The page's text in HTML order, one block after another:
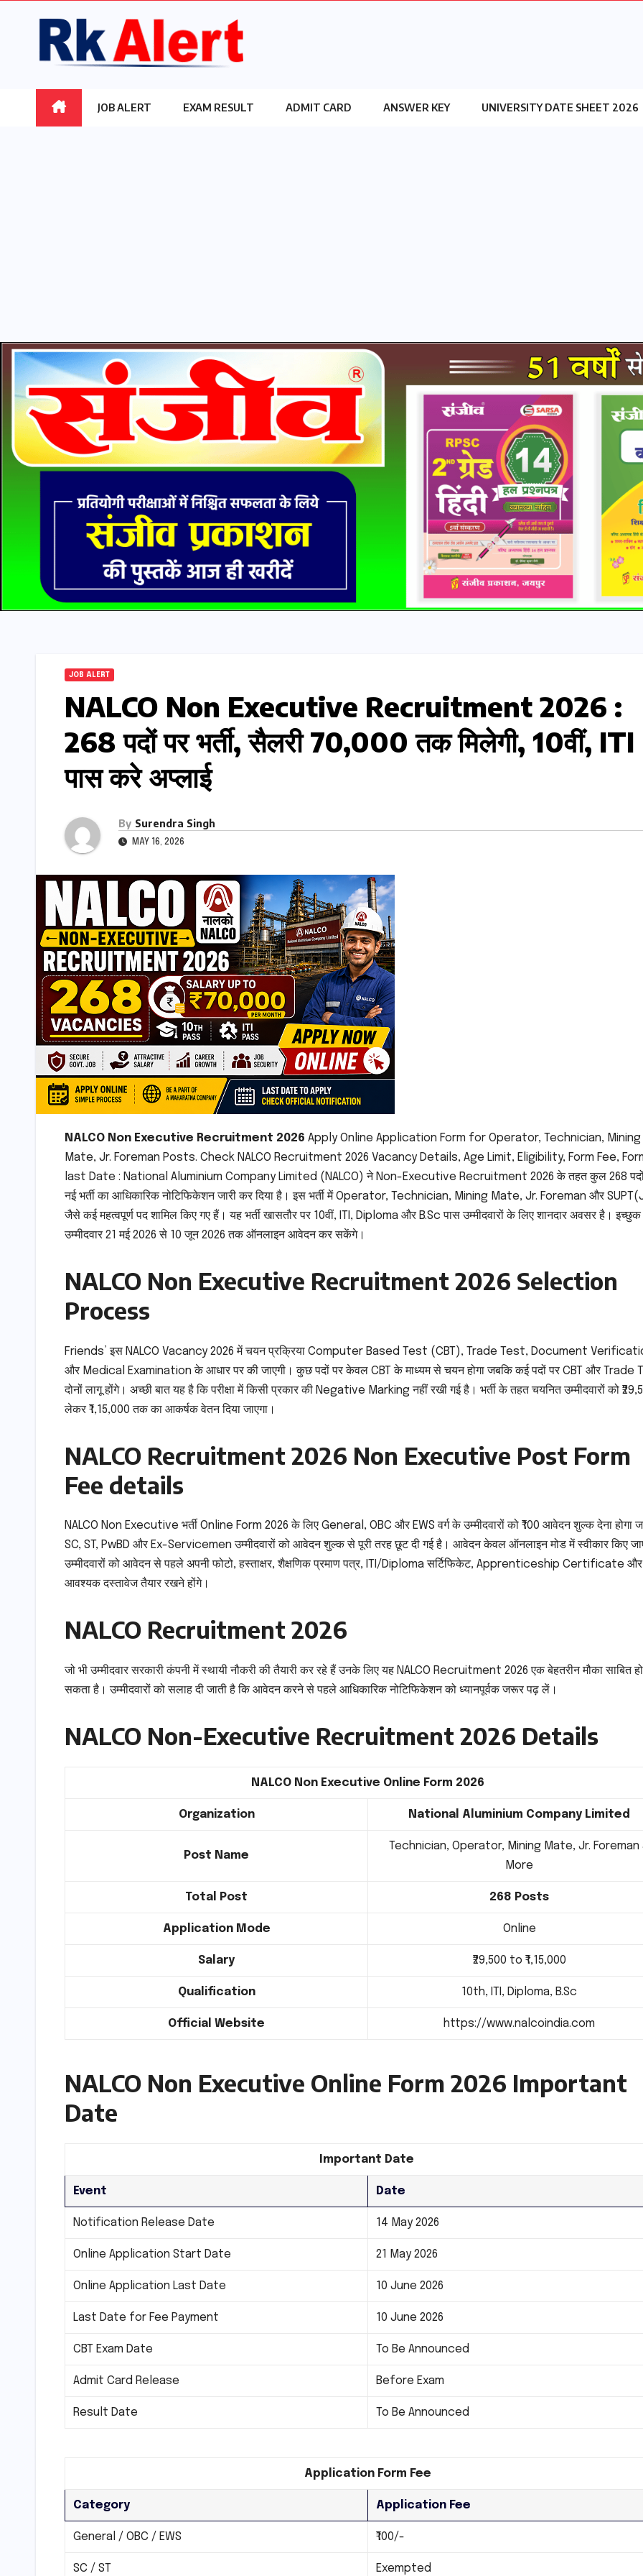
JOB ALERT EXAM RESULT ADMIT CARD ANSWER KEY UNIVERSITY DATE SHEET 2026
JOB ALERT
NALCO Non Executive Recruitment 2026 :
268 पदों पर भर्ती, सैलरी ₹70,000 तक मिलेगी, 10वीं, ITI
पास करे अप्लाई
By Surendra Singh
MAY 16, 2026
NALCO Non Executive Recruitment 2026 Apply Online Application Form for Operator, Technician, Mining
Mate, Jr. Foreman Posts. Check NALCO Recruitment 2026 Vacancy Details, Age Limit, Eligibility, Form Fee,
last Date : National Aluminium Company Limited (NALCO) ने Non-Executive Recruitment 2026 के तहत कुल 268
नई भर्ती का आधिकारिक नोटिफिकेशन जारी कर दिया है। इस भर्ती में Operator, Technician, Mining Mate, Jr. Foreman और
जैसे कई महत्वपूर्ण पद शामिल किए गए हैं। यह भर्ती खासतौर पर 10वीं, ITI, Diploma और B.Sc पास उम्मीदवारों के लिए शानदार अवसर है। इच्छुक
उम्मीदवार 21 मई 2026 से 10 जून 2026 तक ऑनलाइन आवेदन कर सकेंगे।
NALCO Non Executive Recruitment 2026 Selection
Process
Friends’ इस NALCO Vacancy 2026 में चयन प्रक्रिया Computer Based Test (CBT), Trade Test, Document
और Medical Examination के आधार पर की जाएगी। कुछ पदों पर केवल CBT के माध्यम से चयन होगा जबकि कई पदों पर CBT और Trade
दोनों लागू होंगे। अच्छी बात यह है कि परीक्षा में किसी प्रकार की Negative Marking नहीं रखी गई है। भर्ती के तहत चयनित उम्मीदवारों को
लेकर ₹1,15,000 तक का आकर्षक वेतन दिया जाएगा।
NALCO Recruitment 2026 Non Executive Post Form
Fee details
NALCO Non Executive भर्ती Online Form 2026 के लिए General, OBC और EWS वर्ग के उम्मीदवारों को ₹100 आवेदन शुल्क देना होगा
SC, ST, PwBD और Ex-Servicemen उम्मीदवारों को आवेदन शुल्क से पूरी तरह छूट दी गई है। आवेदन केवल ऑनलाइन मोड में स्वीकार किए
उम्मीदवारों को आवेदन से पहले अपनी फोटो, हस्ताक्षर, शैक्षणिक प्रमाण पत्र, ITI/Diploma सर्टिफिकेट, Apprenticeship Certificate
आवश्यक दस्तावेज तैयार रखने होंगे।
NALCO Recruitment 2026
जो भी उम्मीदवार सरकारी कंपनी में स्थायी नौकरी की तैयारी कर रहे हैं उनके लिए यह NALCO Recruitment 2026 एक बेहतरीन मौका साबित हो
सकता है। उम्मीदवारों को सलाह दी जाती है कि आवेदन करने से पहले आधिकारिक नोटिफिकेशन को ध्यानपूर्वक जरूर पढ़ लें।
NALCO Non-Executive Recruitment 2026 Details
NALCO Non Executive Online Form 2026
Organization National Aluminium Company Limited
Post Name
Technician, Operator, Mining Mate, Jr. Foreman
More
Total Post 268 Posts
Application Mode Online
Salary ₹29,500 to ₹1,15,000
Qualification 10th, ITI, Diploma, B.Sc
Official Website https://www.nalcoindia.com
NALCO Non Executive Online Form 2026 Important
Date
Important Date
Event Date
Notification Release Date 14 May 2026
Online Application Start Date 21 May 2026
Online Application Last Date 10 June 2026
Last Date for Fee Payment 10 June 2026
CBT Exam Date To Be Announced
Admit Card Release Before Exam
Result Date To Be Announced
Application Form Fee
Category Application Fee
General / OBC / EWS ₹100/-
SC / ST Exempted